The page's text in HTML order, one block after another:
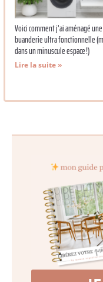
Voici comment j’ai aménagé une
buanderie ultra fonctionnelle
dans un minuscule espace !)
Lire la suite »